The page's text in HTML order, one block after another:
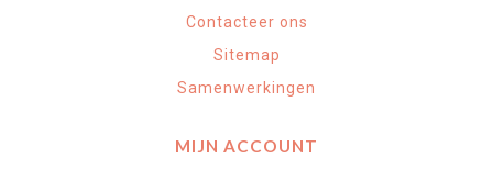
Contacteer ons
Sitemap
Samenwerkingen
MIJN ACCOUNT